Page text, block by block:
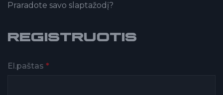
Praradote savo slaptažodį?
REGISTRUOTIS
El.paštas *